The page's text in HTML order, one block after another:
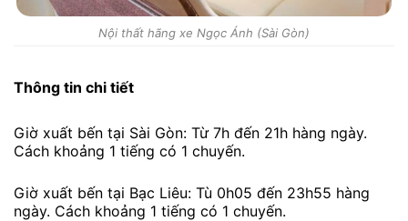
Nội thất hãng xe Ngọc Ánh (Sài Gòn)
Thông tin chi tiết
Giờ xuất bến tại Sài Gòn: Từ 7h đến 21h hàng ngày.
Cách khoảng 1 tiếng có 1 chuyến.
Giờ xuất bến tại Bạc Liêu: Tù 0h05 đến 23h55 hàng
ngày. Cách khoảng 1 tiếng có 1 chuyến.